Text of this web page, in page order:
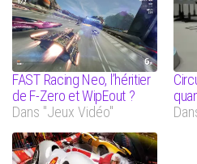
FAST Racing Neo, l’héritier
de F-Zero et WipEout ?
Dans "Jeux Vidéo"